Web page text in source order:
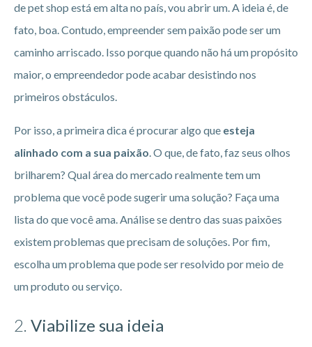
de pet shop está em alta no país, vou abrir um. A ideia é, de
fato, boa. Contudo, empreender sem paixão pode ser um
caminho arriscado. Isso porque quando não há um propósito
maior, o empreendedor pode acabar desistindo nos
primeiros obstáculos.
Por isso, a primeira dica é procurar algo que esteja
alinhado com a sua paixão. O que, de fato, faz seus olhos
brilharem? Qual área do mercado realmente tem um
problema que você pode sugerir uma solução? Faça uma
lista do que você ama. Análise se dentro das suas paixões
existem problemas que precisam de soluções. Por fim,
escolha um problema que pode ser resolvido por meio de
um produto ou serviço.
2. Viabilize sua ideia